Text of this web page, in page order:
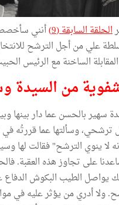
الحلقة السابقة (9)
علي من أجل الترشح
الساخنة مع الرئيس
من السيدة
سهير بالحسن عما دار بينها
وسألتها عما قررتُه في
لا ينوي الترشح" فقالت لها
على تجاوز هذه العقبة.
يواصل الطيب البكوش الدفاع
ولا أدري من يؤثر عليه في